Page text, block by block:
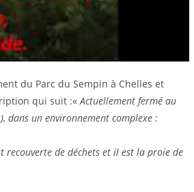
du Parc du Sempin à Chelles et
qui suit :« Actuellement fermé au
dans un environnement complexe :
recouverte de déchets et il est la proie de